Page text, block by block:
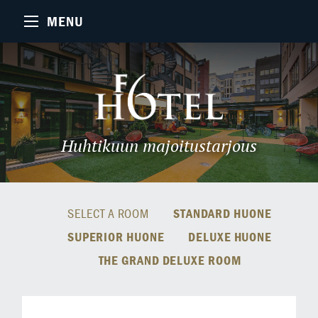
MENU
Huhtikuun majoitustarjous
SELECT A ROOM
STANDARD HUONE
SUPERIOR HUONE
DELUXE HUONE
THE GRAND DELUXE ROOM